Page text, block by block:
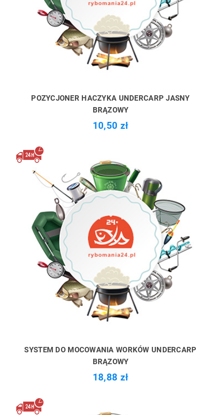
POZYCJONER HACZYKA UNDERCARP JASNY
BRĄZOWY
10,50 zł
SYSTEM DO MOCOWANIA WORKÓW UNDERCARP
BRĄZOWY
18,88 zł